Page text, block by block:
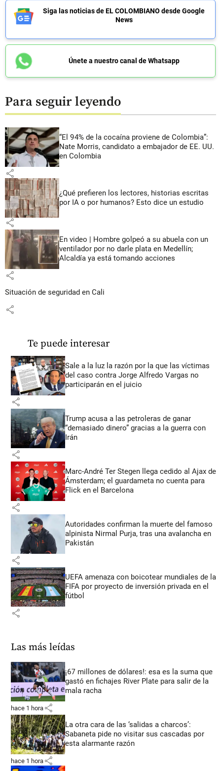
Siga las noticias de EL COLOMBIANO desde Google
News
Únete a nuestro canal de Whatsapp
Para seguir leyendo
“El 94% de la cocaína proviene de Colombia”:
Nate Morris, candidato a embajador de EE. UU.
en Colombia
share
¿Qué prefieren los lectores, historias escritas
por IA o por humanos? Esto dice un estudio
share
En video | Hombre golpeó a su abuela con un
ventilador por no darle plata en Medellín;
Alcaldía ya está tomando acciones
share
Situación de seguridad en Cali
share
Te puede interesar
Sale a la luz la razón por la que las víctimas
del caso contra Jorge Alfredo Vargas no
participarán en el juicio
share
Trump acusa a las petroleras de ganar
“demasiado dinero” gracias a la guerra con
Irán
share
Marc-André Ter Stegen llega cedido al Ajax de
Ámsterdam; el guardameta no cuenta para
Flick en el Barcelona
share
Autoridades confirman la muerte del famoso
alpinista Nirmal Purja, tras una avalancha en
Pakistán
share
UEFA amenaza con boicotear mundiales de la
FIFA por proyecto de inversión privada en el
fútbol
share
Las más leídas
¡67 millones de dólares!: esa es la suma que
gastó en fichajes River Plate para salir de la
mala racha
hace 1 hora share
La otra cara de las ‘salidas a charcos’:
Sabaneta pide no visitar sus cascadas por
esta alarmante razón
hace 1 hora share